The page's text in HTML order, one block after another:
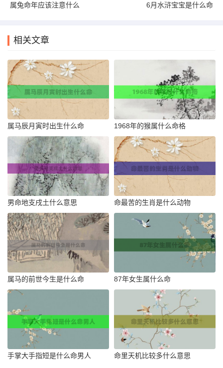
属兔命年应该注意什么
6月水浒宝宝是什么命
相关文章
属马辰月寅时出生什么命 1968年的猴属什么命格
男命地支戌土什么意思 命最苦的生肖是什么动物
属马的前世今生是什么命 87年女生属什么命
手掌大手指短是什么命男人 命里天机比较多什么意思